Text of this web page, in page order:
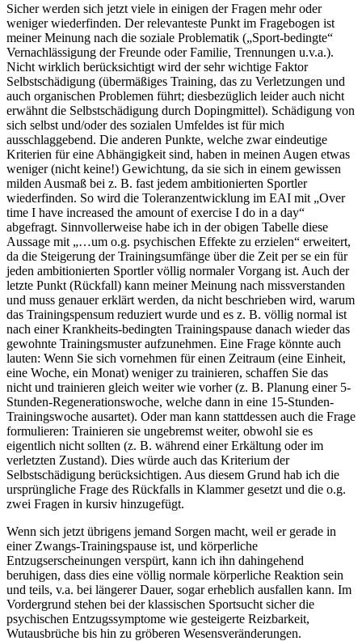
Sicher werden sich jetzt viele in einigen der Fragen mehr oder
weniger wiederfinden. Der relevanteste Punkt im Fragebogen ist
meiner Meinung nach die soziale Problematik („Sport-bedingte“
Vernachlässigung der Freunde oder Familie, Trennungen u.v.a.).
Nicht wirklich berücksichtigt wird der sehr wichtige Faktor
Selbstschädigung (übermäßiges Training, das zu Verletzungen und
auch organischen Problemen führt; diesbezüglich leider auch nicht
erwähnt die Selbstschädigung durch Dopingmittel). Schädigung von
sich selbst und/oder des sozialen Umfeldes ist für mich
ausschlaggebend. Die anderen Punkte, welche zwar eindeutige
Kriterien für eine Abhängigkeit sind, haben in meinen Augen etwas
weniger (nicht keine!) Gewichtung, da sie sich in einem gewissen
milden Ausmaß bei z. B. fast jedem ambitionierten Sportler
wiederfinden. So wird die Toleranzentwicklung im EAI mit „Over
time I have increased the amount of exercise I do in a day“
abgefragt. Sinnvollerweise habe ich in der obigen Tabelle diese
Aussage mit „…um o.g. psychischen Effekte zu erzielen“ erweitert,
da die Steigerung der Trainingsumfänge über die Zeit per se ein für
jeden ambitionierten Sportler völlig normaler Vorgang ist. Auch der
letzte Punkt (Rückfall) kann meiner Meinung nach missverstanden
und muss genauer erklärt werden, da nicht beschrieben wird, warum
das Trainingspensum reduziert wurde und es z. B. völlig normal ist
nach einer Krankheits-bedingten Trainingspause danach wieder das
gewohnte Trainingsmuster aufzunehmen. Eine Frage könnte auch
lauten: Wenn Sie sich vornehmen für einen Zeitraum (eine Einheit,
eine Woche, ein Monat) weniger zu trainieren, schaffen Sie das
nicht und trainieren gleich weiter wie vorher (z. B. Planung einer 5-
Stunden-Regenerationswoche, welche dann in eine 15-Stunden-
Trainingswoche ausartet). Oder man kann stattdessen auch die Frage
formulieren: Trainieren sie ungebremst weiter, obwohl sie es
eigentlich nicht sollten (z. B. während einer Erkältung oder im
verletzten Zustand). Dies würde auch das Kriterium der
Selbstschädigung berücksichtigen. Aus diesem Grund hab ich die
ursprüngliche Frage des Rückfalls in Klammer gesetzt und die o.g.
zwei Fragen in kursiv hinzugefügt.
Wenn sich jetzt übrigens jemand Sorgen macht, weil er gerade in
einer Zwangs-Trainingspause ist, und körperliche
Entzugserscheinungen verspürt, kann ich ihn dahingehend
beruhigen, dass dies eine völlig normale körperliche Reaktion sein
und teils, v.a. bei längerer Dauer, sogar erheblich ausfallen kann. Im
Vordergrund stehen bei der klassischen Sportsucht sicher die
psychischen Entzugssymptome wie gesteigerte Reizbarkeit,
Wutausbrüche bis hin zu gröberen Wesensveränderungen.